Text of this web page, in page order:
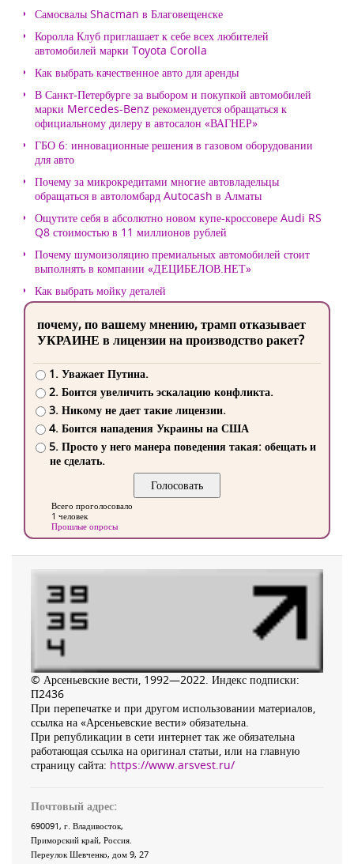
Самосвалы Shacman в Благовещенске
Королла Клуб приглашает к себе всех любителей
автомобилей марки Toyota Corolla
Как выбрать качественное авто для аренды
В Санкт-Петербурге за выбором и покупкой автомобилей
марки Mercedes-Benz рекомендуется обращаться к
официальному дилеру в автосалон «ВАГНЕР»
ГБО 6: инновационные решения в газовом оборудовании
для авто
Почему за микрокредитами многие автовладельцы
обращаться в автоломбард Autocash в Алматы
Ощутите себя в абсолютно новом купе-кроссовере Audi RS
Q8 стоимостью в 11 миллионов рублей
Почему шумоизоляцию премиальных автомобилей стоит
выполнять в компании «ДЕЦИБЕЛОВ.НЕТ»
Как выбрать мойку деталей
почему, по вашему мнению, трамп отказывает
УКРАИНЕ в лицензии на производство ракет?
1. Уважает Путина.
2. Боится увеличить эскалацию конфликта.
3. Никому не дает такие лицензии.
4. Боится нападения Украины на США
5. Просто у него манера поведения такая: обещать и
не сделать.
Всего проголосовало
1 человек
Прошлые опросы
© Арсеньевские вести, 1992—2022. Индекс подписки:
П2436
При перепечатке и при другом использовании материалов,
ссылка на «Арсеньевские вести» обязательна.
При републикации в сети интернет так же обязательна
работающая ссылка на оригинал статьи, или на главную
страницу сайта: https://www.arsvest.ru/
Почтовый адрес:
690091, г. Владивосток,
Приморский край, Россия
Переулок Шевченко, дом 9, 27